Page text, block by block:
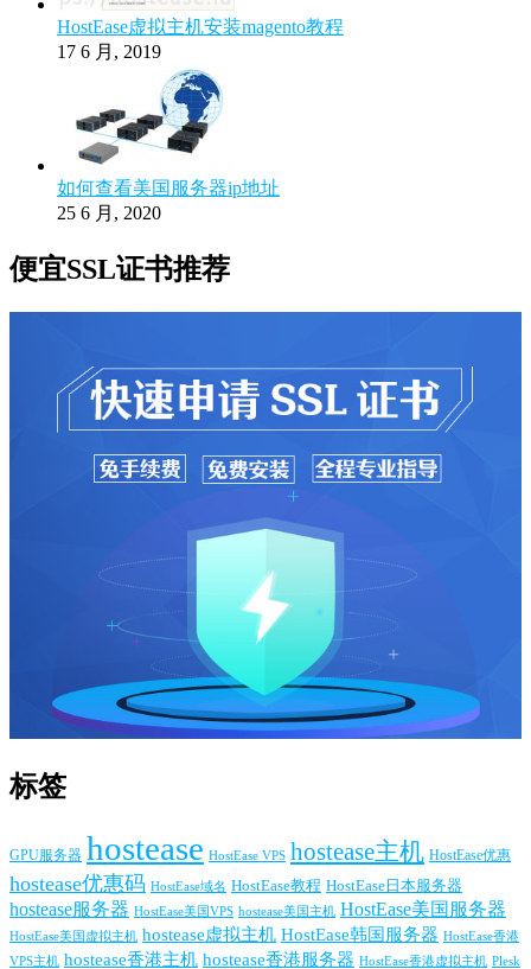
HostEase虚拟主机安装magento教程
17 6 月, 2019
如何查看美国服务器ip地址
25 6 月, 2020
便宜SSL证书推荐
标签
GPU服务器 hostease HostEase VPS hostease主机 HostEase优惠
hostease优惠码 HostEase域名 HostEase教程 HostEase日本服务器
hostease服务器 HostEase美国VPS hostease美国主机 HostEase美国服务器
HostEase美国虚拟主机 hostease虚拟主机 HostEase韩国服务器 HostEase香港
VPS主机 hostease香港主机 hostease香港服务器 HostEase香港虚拟主机 Plesk